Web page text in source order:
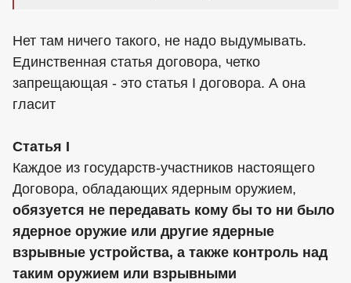
Нет там ничего такого, не надо выдумывать.
Единственная статья договора, четко
запрещающая - это статья I договора. А она
гласит
Статья I
Каждое из государств-участников настоящего
Договора, обладающих ядерным оружием,
обязуется не передавать кому бы то ни было
ядерное оружие или другие ядерные
взрывные устройства, а также контроль над
таким оружием или взрывными